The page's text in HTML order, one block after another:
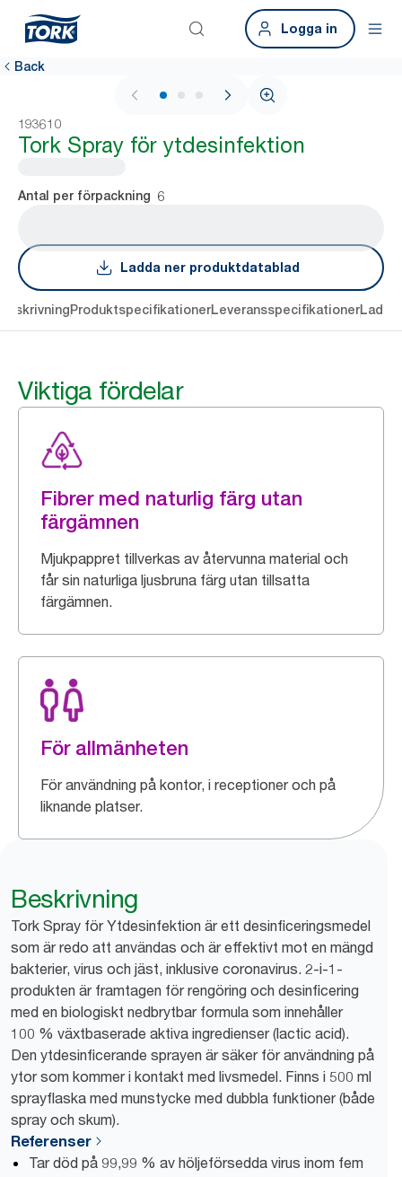
Logga in
Back
1 / 3
193610
Tork Spray för ytdesinfektion
Antal per förpackning 6
Ladda ner produktdatablad
ProduktspecifikationerLeveransspecifikationerLadda
Viktiga fördelar
Fibrer med naturlig färg utan
färgämnen
Mjukpappret tillverkas av återvunna material och
får sin naturliga ljusbruna färg utan tillsatta
färgämnen.
För allmänheten
För användning på kontor, i receptioner och på
liknande platser.
Beskrivning
Tork Spray för Ytdesinfektion är ett desinficeringsmedel
som är redo att användas och är effektivt mot en mängd
bakterier, virus och jäst, inklusive coronavirus. 2-i-1-
produkten är framtagen för rengöring och desinficering
med en biologiskt nedbrytbar formula som innehåller
100 % växtbaserade aktiva ingredienser (lactic acid).
Den ytdesinficerande sprayen är säker för användning på
ytor som kommer i kontakt med livsmedel. Finns i 500 ml
sprayflaska med munstycke med dubbla funktioner (både
spray och skum).
Referenser
Tar död på 99,99 % av höljeförsedda virus inom fem